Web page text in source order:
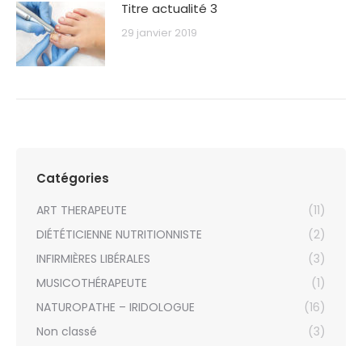
Titre actualité 3
29 janvier 2019
Catégories
ART THERAPEUTE
(11)
DIÉTÉTICIENNE NUTRITIONNISTE
(2)
INFIRMIÈRES LIBÉRALES
(3)
MUSICOTHÉRAPEUTE
(1)
NATUROPATHE – IRIDOLOGUE
(16)
Non classé
(3)